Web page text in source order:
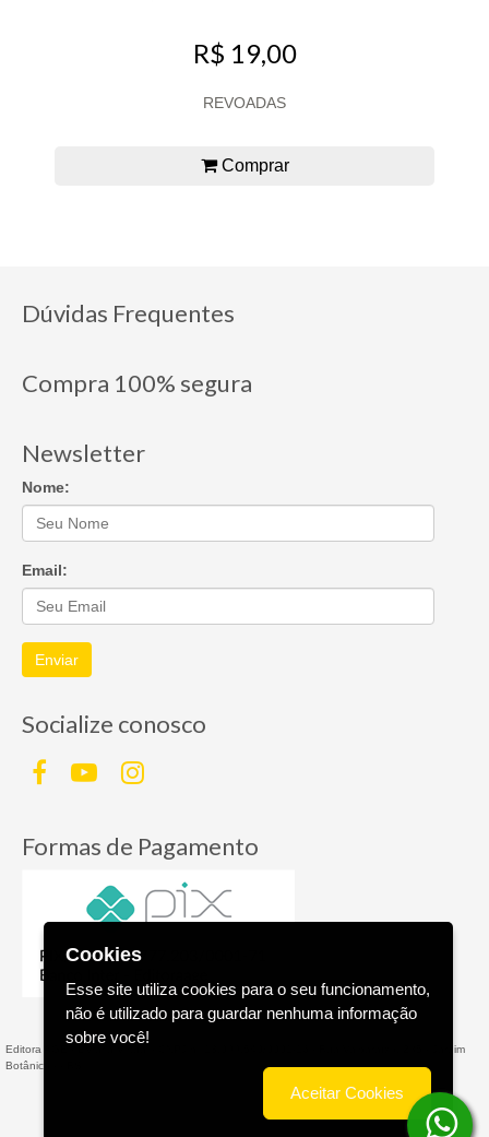
R$ 19,00
REVOADAS
Comprar
Dúvidas Frequentes
Compra 100% segura
Newsletter
Nome:
Email:
Enviar
Socialize conosco
Formas de Pagamento
Editora AGE - Livraria Virtual - CNPJ n° 13.099.540/0001-16 - Rua Valparaíso, 285 - Jardim
Botânico - - RS
Cookies
Esse site utiliza cookies para o seu funcionamento,
não é utilizado para guardar nenhuma informação
sobre você!
Aceitar Cookies